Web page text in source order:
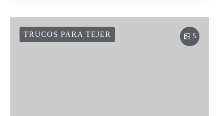
5
TRUCOS PARA TEJER